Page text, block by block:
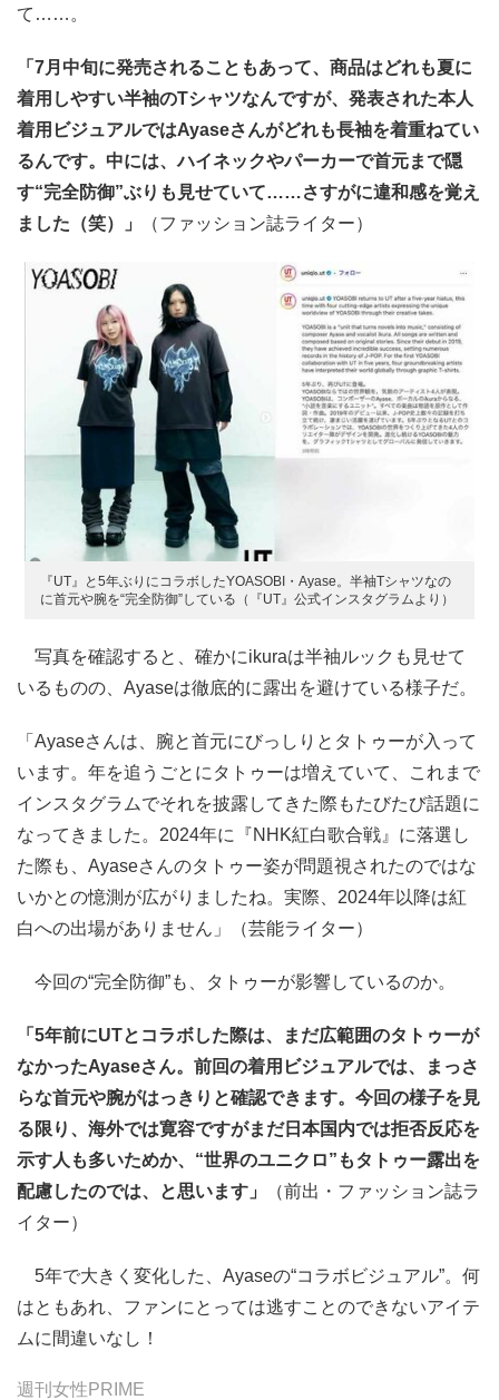
て……。
「7月中旬に発売されることもあって、商品はどれも夏に
着用しやすい半袖のTシャツなんですが、発表された本人
着用ビジュアルではAyaseさんがどれも長袖を着重ねてい
るんです。中には、ハイネックやパーカーで首元まで隠
す“完全防御”ぶりも見せていて……さすがに違和感を覚え
ました（笑）」
（ファッション誌ライター）
『UT』と5年ぶりにコラボしたYOASOBI・Ayase。半袖Tシャツなの
に首元や腕を“完全防御”している（『UT』公式インスタグラムより）
写真を確認すると、確かにikuraは半袖ルックも見せて
いるものの、Ayaseは徹底的に露出を避けている様子だ。
「Ayaseさんは、腕と首元にびっしりとタトゥーが入って
います。年を追うごとにタトゥーは増えていて、これまで
インスタグラムでそれを披露してきた際もたびたび話題に
なってきました。2024年に『NHK紅白歌合戦』に落選し
た際も、Ayaseさんのタトゥー姿が問題視されたのではな
いかとの憶測が広がりましたね。実際、2024年以降は紅
白への出場がありません」（芸能ライター）
今回の“完全防御”も、タトゥーが影響しているのか。
「5年前にUTとコラボした際は、まだ広範囲のタトゥーが
なかったAyaseさん。前回の着用ビジュアルでは、まっさ
らな首元や腕がはっきりと確認できます。今回の様子を見
る限り、海外では寛容ですがまだ日本国内では拒否反応を
示す人も多いためか、“世界のユニクロ”もタトゥー露出を
配慮したのでは、と思います」
（前出・ファッション誌ラ
イター）
5年で大きく変化した、Ayaseの“コラボビジュアル”。何
はともあれ、ファンにとっては逃すことのできないアイテ
ムに間違いなし！
週刊女性PRIME